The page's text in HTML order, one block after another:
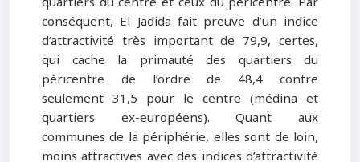
conséquent, El Jadida fait preuve d’un indice
d’attractivité très important de 79,9, certes,
qui cache la primauté des quartiers du
péricentre de l’ordre de 48,4 contre
seulement 31,5 pour le centre (médina et
quartiers ex-européens). Quant aux
communes de la périphérie, elles sont de loin,
moins attractives avec des indices d’attractivité